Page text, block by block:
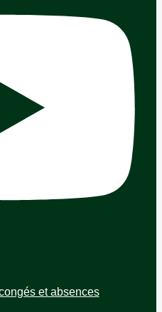
et absences